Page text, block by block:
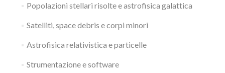
Popolazioni stellari risolte e astrofisica galattica
Satelliti, space debris e corpi minori
Astrofisica relativistica e particelle
Strumentazione e software